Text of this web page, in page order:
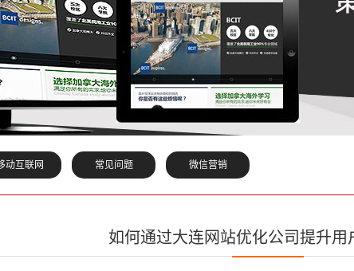
动互联网 常见问题 微信营销
如何通过大连网站优化公司提升用